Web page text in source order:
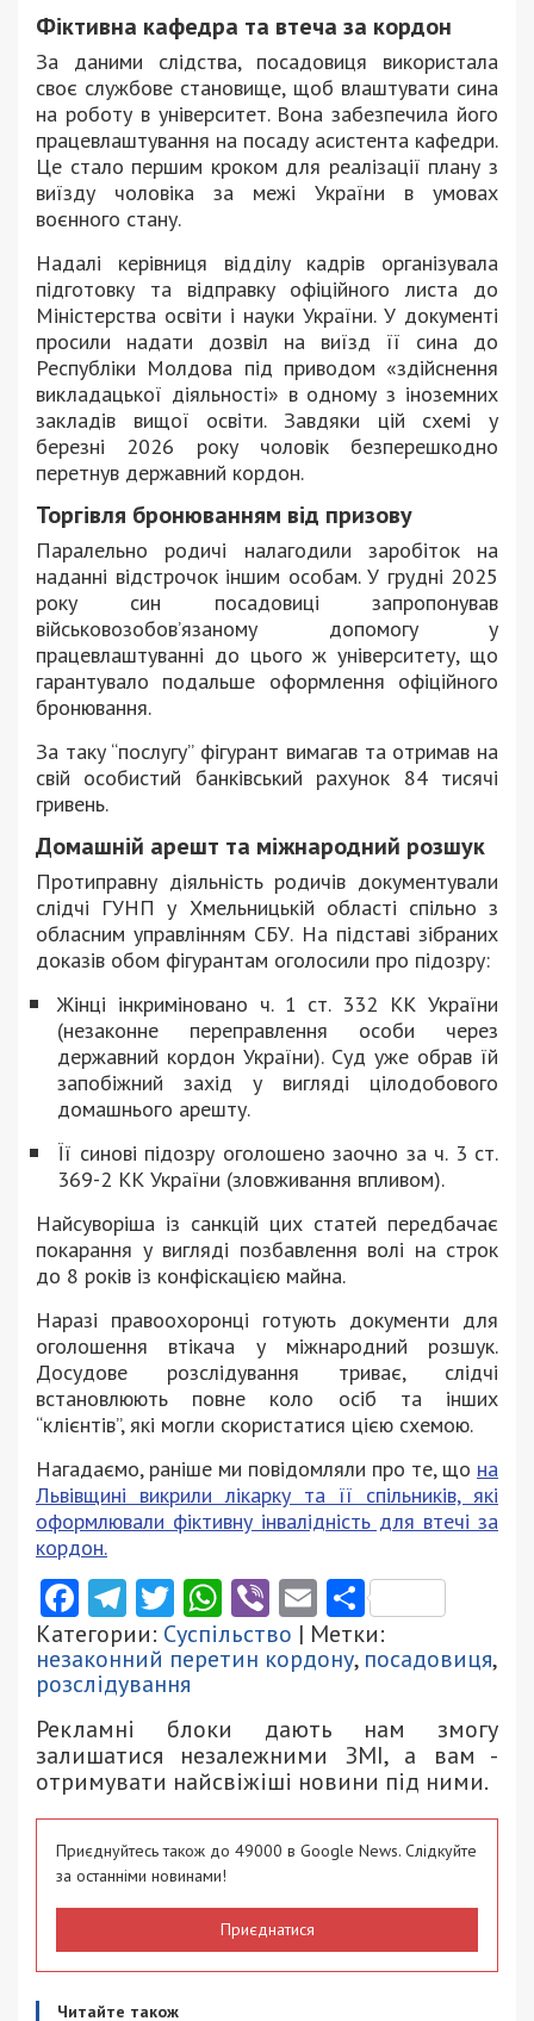
Фіктивна кафедра та втеча за кордон
За даними слідства, посадовиця використала
своє службове становище, щоб влаштувати сина
на роботу в університет. Вона забезпечила його
працевлаштування на посаду асистента кафедри.
Це стало першим кроком для реалізації плану з
виїзду чоловіка за межі України в умовах
воєнного стану.
Надалі керівниця відділу кадрів організувала
підготовку та відправку офіційного листа до
Міністерства освіти і науки України. У документі
просили надати дозвіл на виїзд її сина до
Республіки Молдова під приводом «здійснення
викладацької діяльності» в одному з іноземних
закладів вищої освіти. Завдяки цій схемі у
березні 2026 року чоловік безперешкодно
перетнув державний кордон.
Торгівля бронюванням від призову
Паралельно родичі налагодили заробіток на
наданні відстрочок іншим особам. У грудні 2025
року син посадовиці запропонував
військовозобов’язаному допомогу у
працевлаштуванні до цього ж університету, що
гарантувало подальше оформлення офіційного
бронювання.
За таку “послугу” фігурант вимагав та отримав на
свій особистий банківський рахунок 84 тисячі
гривень.
Домашній арешт та міжнародний розшук
Протиправну діяльність родичів документували
слідчі ГУНП у Хмельницькій області спільно з
обласним управлінням СБУ. На підставі зібраних
доказів обом фігурантам оголосили про підозру:
Жінці інкриміновано ч. 1 ст. 332 КК України
(незаконне переправлення особи через
державний кордон України). Суд уже обрав їй
запобіжний захід у вигляді цілодобового
домашнього арешту.
Її синові підозру оголошено заочно за ч. 3 ст.
369-2 КК України (зловживання впливом).
Найсуворіша із санкцій цих статей передбачає
покарання у вигляді позбавлення волі на строк
до 8 років із конфіскацією майна.
Наразі правоохоронці готують документи для
оголошення втікача у міжнародний розшук.
Досудове розслідування триває, слідчі
встановлюють повне коло осіб та інших
“клієнтів”, які могли скористатися цією схемою.
Нагадаємо, раніше ми повідомляли про те, що на
Львівщині викрили лікарку та її спільників, які
оформлювали фіктивну інвалідність для втечі за
кордон.
Facebook
Telegram
Twitter
WhatsApp
ViberEmail
Категории: Суспільство | Метки:
незаконний перетин кордону, посадовиця,
розслідування
Рекламні блоки дають нам змогу
залишатися незалежними ЗМІ, а вам -
отримувати найсвіжіші новини під ними.
Приєднуйтесь також до 49000 в Google News. Слідкуйте
за останніми новинами!
Приєднатися
Читайте також